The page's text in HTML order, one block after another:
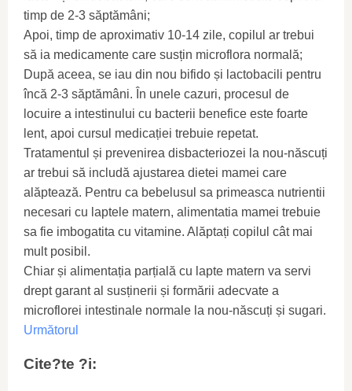
timp de 2-3 săptămâni;
Apoi, timp de aproximativ 10-14 zile, copilul ar trebui
să ia medicamente care susțin microflora normală;
După aceea, se iau din nou bifido și lactobacili pentru
încă 2-3 săptămâni. În unele cazuri, procesul de
locuire a intestinului cu bacterii benefice este foarte
lent, apoi cursul medicației trebuie repetat.
Tratamentul și prevenirea disbacteriozei la nou-născuți
ar trebui să includă ajustarea dietei mamei care
alăptează. Pentru ca bebelusul sa primeasca nutrientii
necesari cu laptele matern, alimentatia mamei trebuie
sa fie imbogatita cu vitamine. Alăptați copilul cât mai
mult posibil.
Chiar și alimentația parțială cu lapte matern va servi
drept garant al susținerii și formării adecvate a
microflorei intestinale normale la nou-născuți și sugari.
Următorul
Cite?te ?i: